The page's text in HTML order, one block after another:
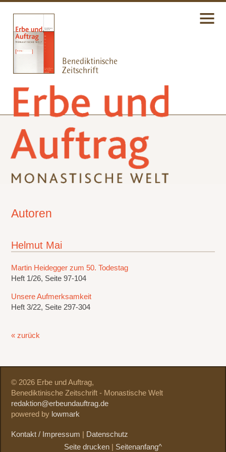
Autoren
Helmut Mai
Martin Heidegger zum 50. Todestag
Heft 1/26, Seite 97-104
Unsere Aufmerksamkeit
Heft 3/22, Seite 297-304
« zurück
© 2026 Erbe und Auftrag,
Benediktinische Zeitschrift - Monastische Welt
redaktion@erbeundauftrag.de
powered by lowmark
Kontakt / Impressum
Datenschutz
Seite drucken
Seitenanfang^